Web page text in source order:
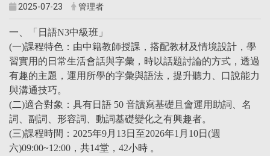
2025-07-23 管理者
一、「日語N3中級班」
(一)課程特色：由中籍教師授課，搭配教材及情境設計，學
習實用的日常生活會話與字彙，時以話題討論的方式，透過
有趣的主題，運用所學的字彙與語法，提升聽力、口說能力
與溝通技巧。
(二)適合對象：具有日語 50 音讀寫基礎且會運用助詞、名
詞、副詞、形容詞、動詞基礎變化之有興趣者。
(三)課程時間：2025年9月13日至2026年1月10日(週
六)09:00~12:00，共14堂，42小時 。